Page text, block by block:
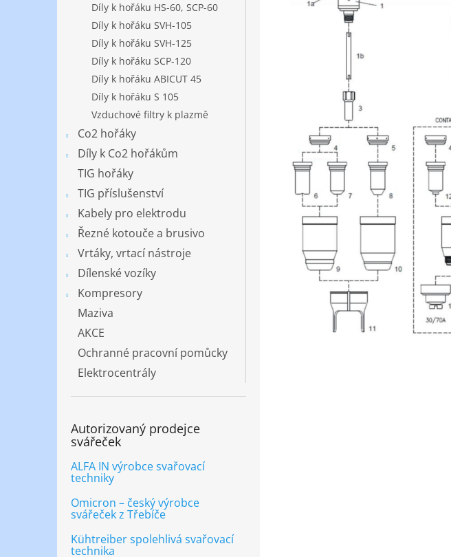
Díly k hořáku HS-60, SCP-60
Díly k hořáku SVH-105
Díly k hořáku SVH-125
Díly k hořáku SCP-120
Díly k hořáku ABICUT 45
Díly k hořáku S 105
Vzduchové filtry k plazmě
Co2 hořáky
Díly k Co2 hořákům
TIG hořáky
TIG příslušenství
Kabely pro elektrodu
Řezné kotouče a brusivo
Vrtáky, vrtací nástroje
Dílenské vozíky
Kompresory
Maziva
AKCE
Ochranné pracovní pomůcky
Elektrocentrály
Autorizovaný prodejce
svářeček
ALFA IN výrobce svařovací
techniky
Omicron – český výrobce
svářeček z Třebíče
Kühtreiber spolehlivá svařovací
technika